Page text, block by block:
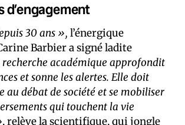
d’engagement
30 ans », l’énergique
Barbier a signé ladite
recherche académique approfondit
et sonne les alertes. Elle doit
au débat de société et se mobiliser
qui touchent la vie
, relève la scientifique, qui jongle